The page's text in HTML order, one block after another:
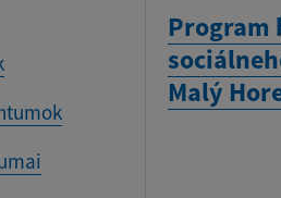
Program
Malý